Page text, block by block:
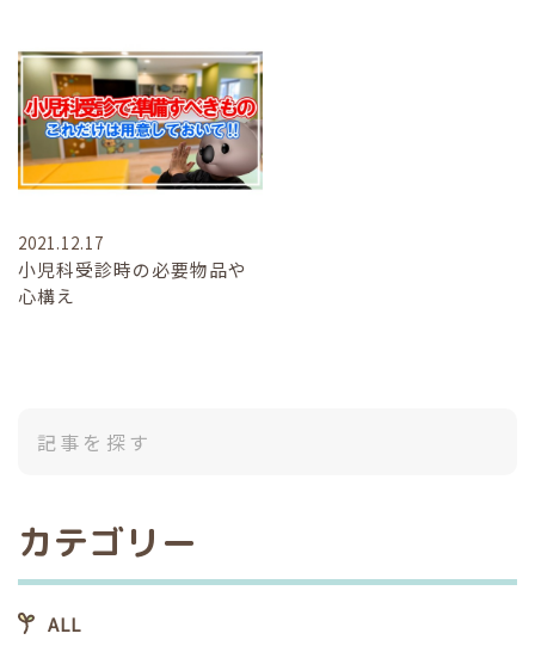
2021.12.17
小児科受診時の必要物品や
心構え
カテゴリー
ALL